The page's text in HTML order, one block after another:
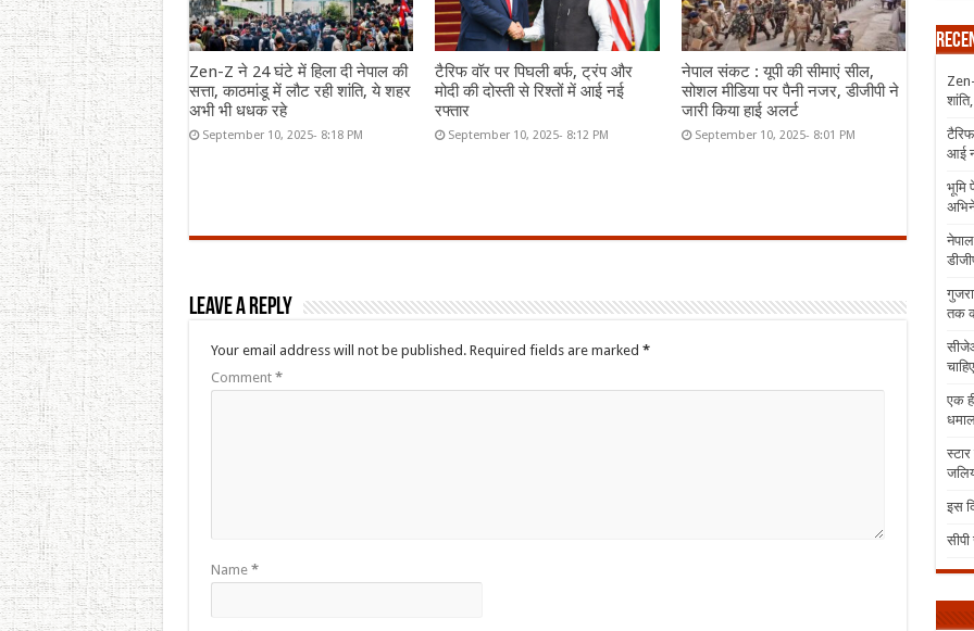
Zen-Z ने 24 घंटे में हिला दी नेपाल की
सत्ता, काठमांडू में लौट रही शांति, ये शहर
अभी भी धधक रहे
September 10, 2025- 8:18 PM
टैरिफ वॉर पर पिघली बर्फ, ट्रंप और
मोदी की दोस्ती से रिश्तों में आई नई
रफ्तार
September 10, 2025- 8:12 PM
नेपाल संकट : यूपी की सीमाएं सील,
सोशल मीडिया पर पैनी नजर, डीजीपी ने
जारी किया हाई अलर्ट
September 10, 2025- 8:01 PM
Leave a Reply
Your email address will not be published. Required fields are marked *
Comment *
Name *
आई
भूमि
तक
एक
इस